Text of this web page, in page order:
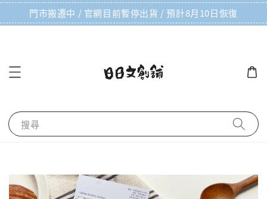
門市搬遷中 / 官網目前暫停出貨 / 預計8月10日恢復
搜尋